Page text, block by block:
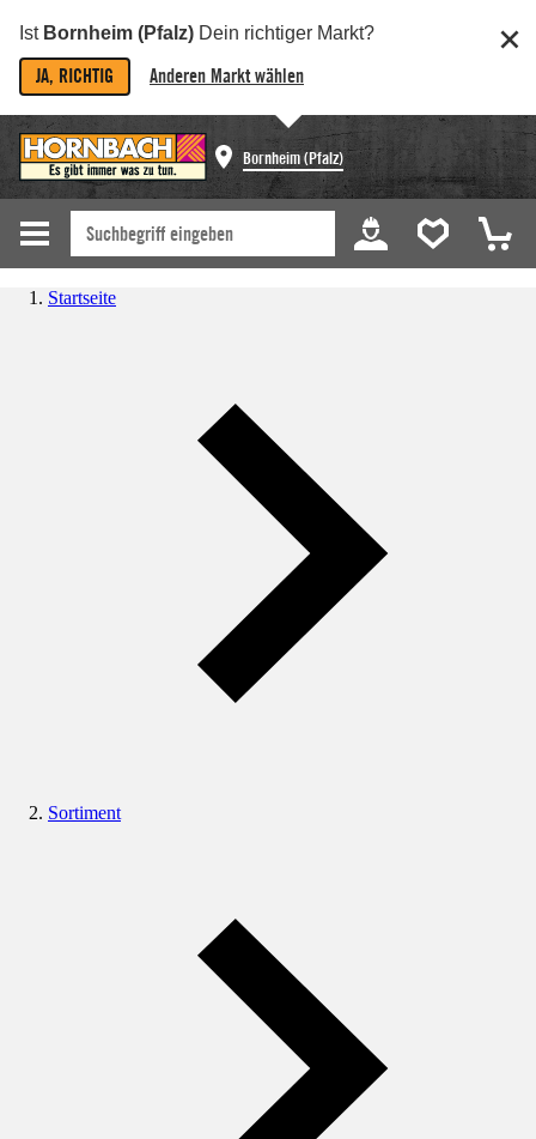
Ist Bornheim (Pfalz) Dein richtiger Markt?
JA, RICHTIG Anderen Markt wählen
Bornheim (Pfalz)
Startseite
Sortiment